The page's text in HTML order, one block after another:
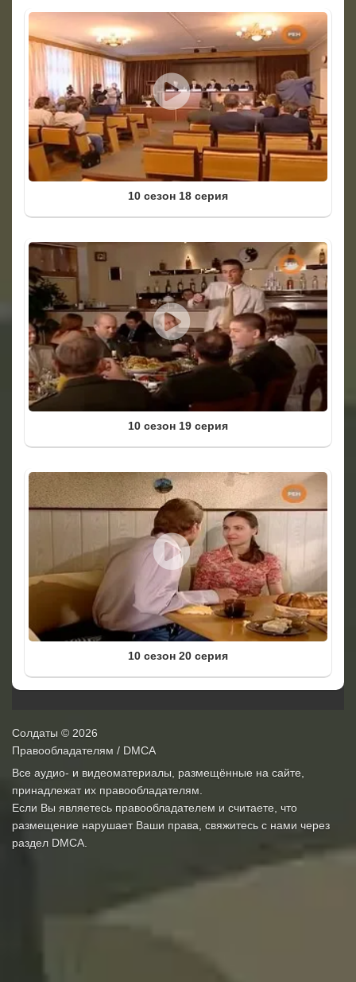
10 сезон 18 серия
10 сезон 19 серия
10 сезон 20 серия
Солдаты © 2026
Правообладателям / DMCA
Все аудио- и видеоматериалы, размещённые на сайте,
принадлежат их правообладателям.
Если Вы являетесь правообладателем и считаете, что
размещение нарушает Ваши права, свяжитесь с нами через
раздел DMCA.